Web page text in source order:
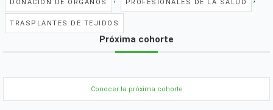
DONACIÓN DE ÓRGANOS PROFESIONALES DE LA SALUD
TRASPLANTES DE TEJIDOS
Próxima cohorte
Conocer la próxima cohorte